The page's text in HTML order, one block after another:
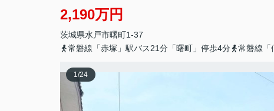
2,190万円
茨城県水戸市曙町1-37
常磐線「赤塚」駅バス21分「曙町」停歩4分
常磐線「
1/24